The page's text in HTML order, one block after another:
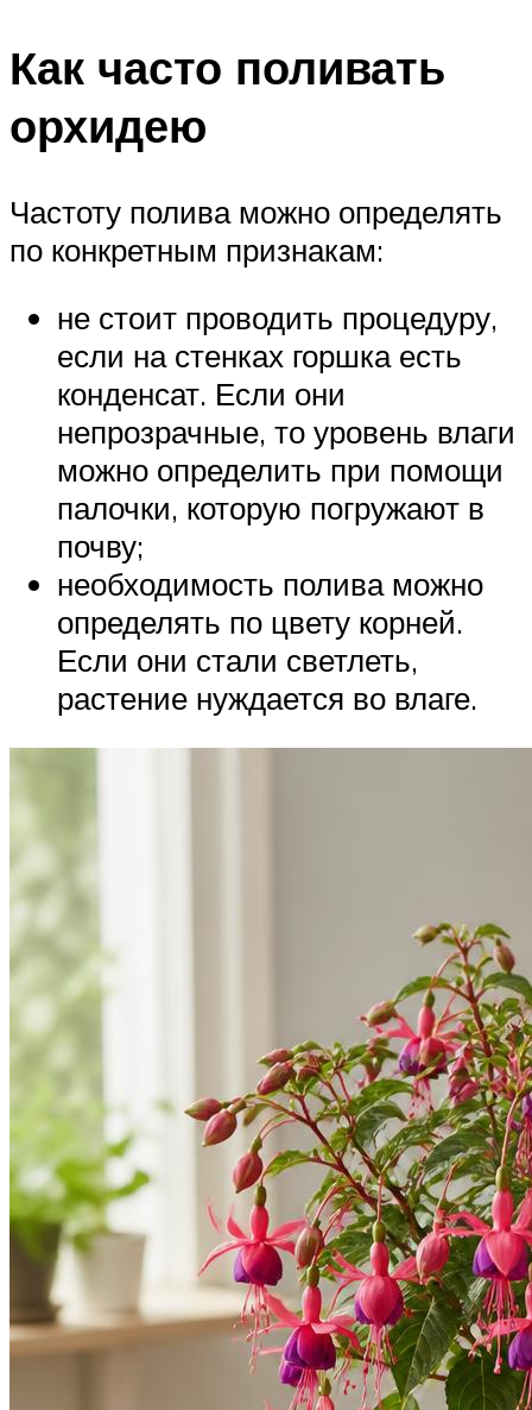
Как часто поливать
орхидею
Частоту полива можно определять
по конкретным признакам:
не стоит проводить процедуру,
если на стенках горшка есть
конденсат. Если они
непрозрачные, то уровень влаги
можно определить при помощи
палочки, которую погружают в
почву;
необходимость полива можно
определять по цвету корней.
Если они стали светлеть,
растение нуждается во влаге.